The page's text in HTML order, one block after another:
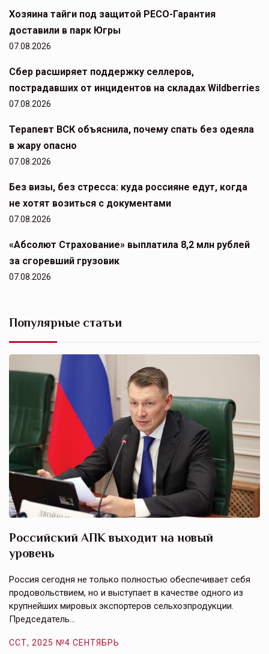
Хозяина тайги под защитой РЕСО-Гарантия
доставили в парк Югры
07.08.2026
Сбер расширяет поддержку селлеров,
пострадавших от инцидентов на складах Wildberries
07.08.2026
Терапевт ВСК объяснила, почему спать без одеяла
в жару опасно
07.08.2026
Без визы, без стресса: куда россияне едут, когда
не хотят возиться с документами
07.08.2026
«Абсолют Страхование» выплатила 8,2 млн рублей
за сгоревший грузовик
07.08.2026
Популярные статьи
Российский АПК выходит на новый
уровень
Россия сегодня не только полностью обеспечивает себя
продовольствием, но и выступает в качестве одного из
крупнейших мировых экспортеров сельхозпродукции.
Председатель…
ССТ, 2025 №4 СЕНТЯБРЬ